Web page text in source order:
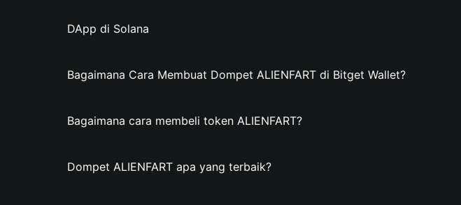
DApp di Solana
Bagaimana Cara Membuat Dompet ALIENFART di Bitget Wallet?
Bagaimana cara membeli token ALIENFART?
Dompet ALIENFART apa yang terbaik?